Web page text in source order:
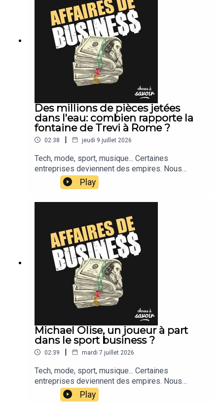
Des millions de pièces jetées
dans l'eau: combien rapporte la
fontaine de Trevi à Rome ?
02:38 | jeudi 9 juillet 2026
Tech, mode, sport, musique... Certaines
entreprises deviennent des empires. Nous
suivons leur actu.
Play
Michael Olise, un joueur à part
dans le sport business ?
02:39 | mardi 7 juillet 2026
Tech, mode, sport, musique... Certaines
entreprises deviennent des empires. Nous
suivons leur actu.
Play